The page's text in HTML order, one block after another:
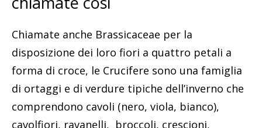
Chiamate anche Brassicaceae per la
disposizione dei loro fiori a quattro petali a
forma di croce, le Crucifere sono una famiglia
di ortaggi e di verdure tipiche dell’inverno che
comprendono cavoli (nero, viola, bianco),
cavolfiori, ravanelli, broccoli, crescioni,